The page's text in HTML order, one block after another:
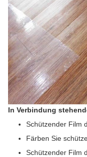
In Verbindung
Schützender Film
Färben Sie
Schützender Film